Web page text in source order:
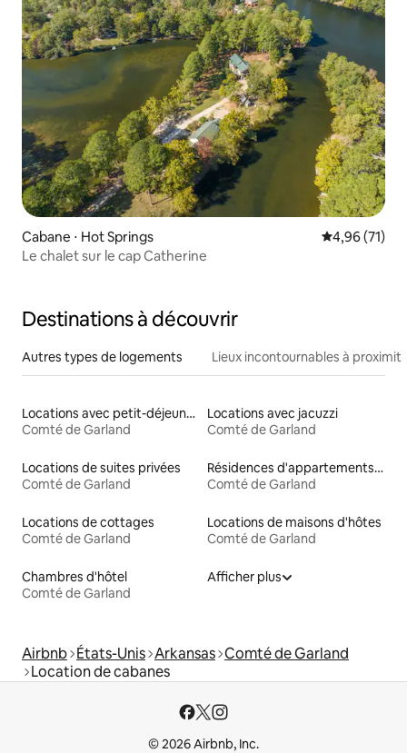
Cabane ⋅ Hot Springs Évaluation
4,96 (71)
Le chalet sur le cap Catherine
Destinations à découvrir
Autres types de logements Lieux incontournables à
Locations avec petit-déjeuner
Comté de Garland
Locations avec jacuzzi
Comté de Garland
Locations de suites privées
Comté de Garland
Résidences d'appartements en location
Comté de Garland
Locations de cottages
Comté de Garland
Locations de maisons d'hôtes
Comté de Garland
Chambres d'hôtel
Comté de Garland
Afficher plus
Airbnb États-Unis Arkansas Comté de Garland
Location de cabanes
© 2026 Airbnb, Inc.